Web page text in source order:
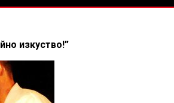
изкуство!”